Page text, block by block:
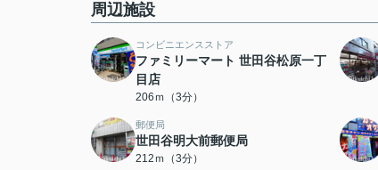
周辺施設
コンビニエンスストア
ファミリーマート 世田谷松原一丁
目店
206ｍ（3分）
郵便局
世田谷明大前郵便局
212ｍ（3分）